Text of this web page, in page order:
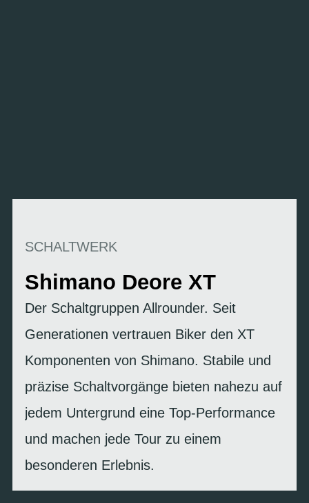
SCHALTWERK
Shimano Deore XT
Der Schaltgruppen Allrounder. Seit
Generationen vertrauen Biker den XT
Komponenten von Shimano. Stabile und
präzise Schaltvorgänge bieten nahezu auf
jedem Untergrund eine Top-Performance
und machen jede Tour zu einem
besonderen Erlebnis.